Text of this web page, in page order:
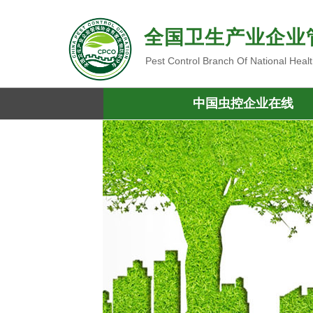
全国卫生产业企
Pest Control Branch Of National
中国虫控企业在线